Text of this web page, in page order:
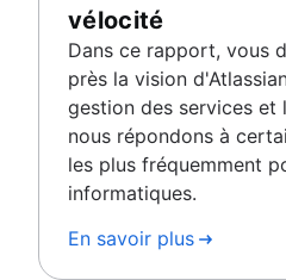
vélocité
Dans ce rapport, vous
près la vision
gestion des services et
nous répondons à
les plus fréquemment
informatiques.
En savoir plus